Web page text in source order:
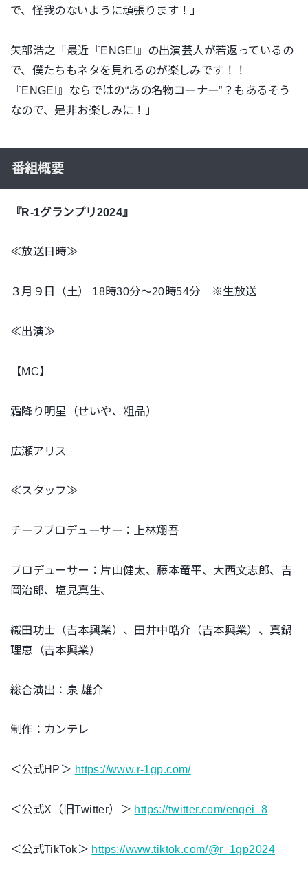
で、怪我のないように頑張ります！」
矢部浩之「最近『ENGEI』の出演芸人が若返っているの
で、僕たちもネタを見れるのが楽しみです！！
『ENGEI』ならではの“あの名物コーナー”？もあるそう
なので、是非お楽しみに！」
番組概要
『R-1グランプリ2024』
≪放送日時≫
３月９日（土） 18時30分～20時54分 ※生放送
≪出演≫
【MC】
霜降り明星（せいや、粗品）
広瀬アリス
≪スタッフ≫
チーフプロデューサー：上林翔吾
プロデューサー：片山健太、藤本竜平、大西文志郎、吉
岡治郎、塩見真生、
織田功士（吉本興業）、田井中晧介（吉本興業）、真鍋
理恵（吉本興業）
総合演出：泉 雄介
制作：カンテレ
＜公式HP＞ https://www.r-1gp.com/
＜公式X（旧Twitter）＞ https://twitter.com/engei_8
＜公式TikTok＞ https://www.tiktok.com/@r_1gp2024